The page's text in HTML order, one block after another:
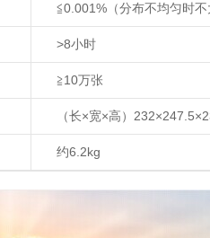
≦0.001% （分布不均匀时
>8小时
≧10万张
（长×宽×高）
约6.2kg